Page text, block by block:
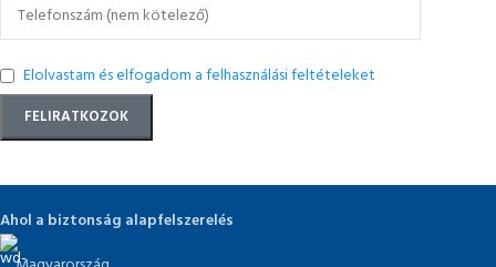
Elolvastam és elfogadom a felhasználási feltételeket
Ahol a biztonság alapfelszerelés